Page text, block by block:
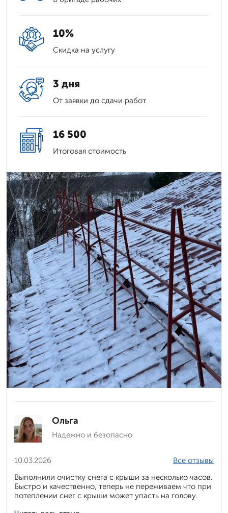
10%
Скидка на услугу
3 дня
От заявки до сдачи работ
16 500
Итоговая стоимость
Ольга
Надежно и безопасно
10.03.2026
Все отзывы
Выполнили очистку снега с крыши за несколько часов.
Быстро и качественно, теперь не переживаем что при
потеплении снег с крыши может упасть на голову.